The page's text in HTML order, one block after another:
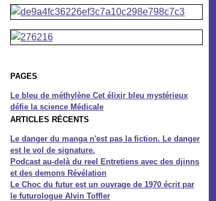
PAGES
Le bleu de méthylène Cet élixir bleu mystérieux
défie la science Médicale
ARTICLES RÉCENTS
Le danger du manga n'est pas la fiction. Le danger
est le vol de signature.
Podcast au-delà du reel Entretiens avec des djinns
et des demons Révélation
Le Choc du futur est un ouvrage de 1970 écrit par
le futurologue Alvin Toffler